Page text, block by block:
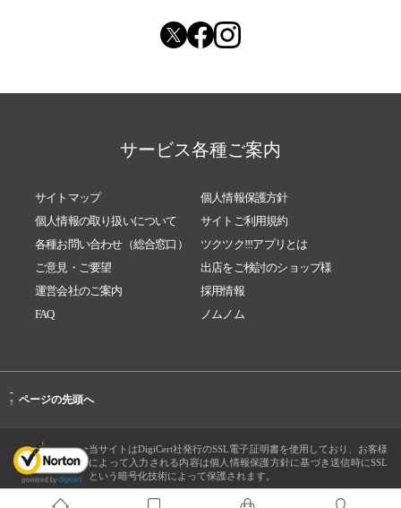
サービス各種ご案内
サイトマップ
個人情報保護方針
個人情報の取り扱いについて
サイトご利用規約
各種お問い合わせ（総合窓口）
ツクツク!!!アプリとは
ご意見・ご要望
出店をご検討のショップ様
運営会社のご案内
採用情報
FAQ
ノムノム
-
↑ ページの先頭へ
当サイトはDigiCert社発行のSSL電子証明書を使用しており、お客様
によって入力される内容は個人情報保護方針に基づき送信時にSSL
という暗号化技術によって保護されます。